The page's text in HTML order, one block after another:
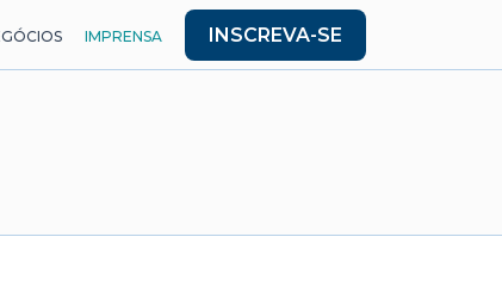
IMPRENSA INSCREVA-SE